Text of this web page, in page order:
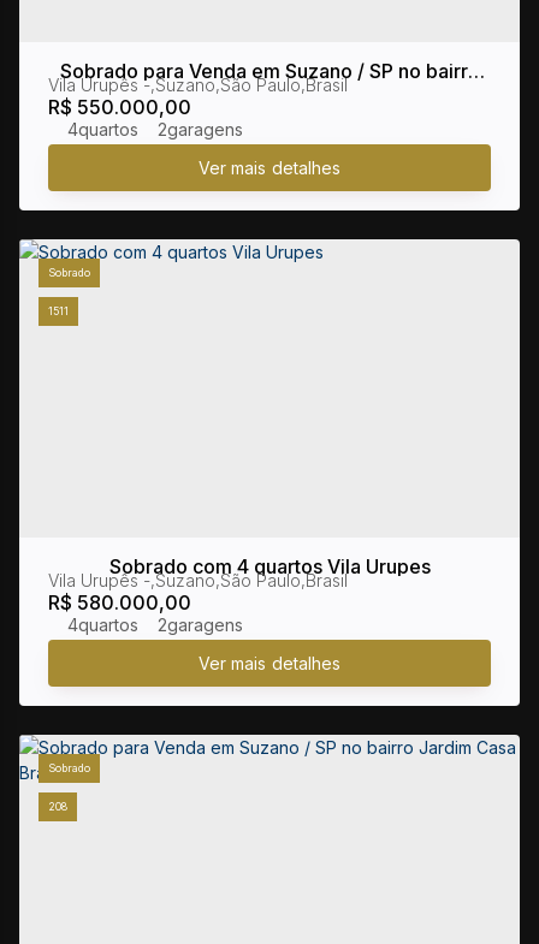
Sobrado para Venda em Suzano / SP no bairro
Vila Urupês
R$ 550.000,00
Vila Urupês ,Suzano,São Paulo,Brasil
4 2
1511
Sobrado
Sobrado com 4 quartos Vila Urupes
R$ 580.000,00
Vila Urupês ,Suzano,São Paulo,Brasil
4 2
208
Sobrado